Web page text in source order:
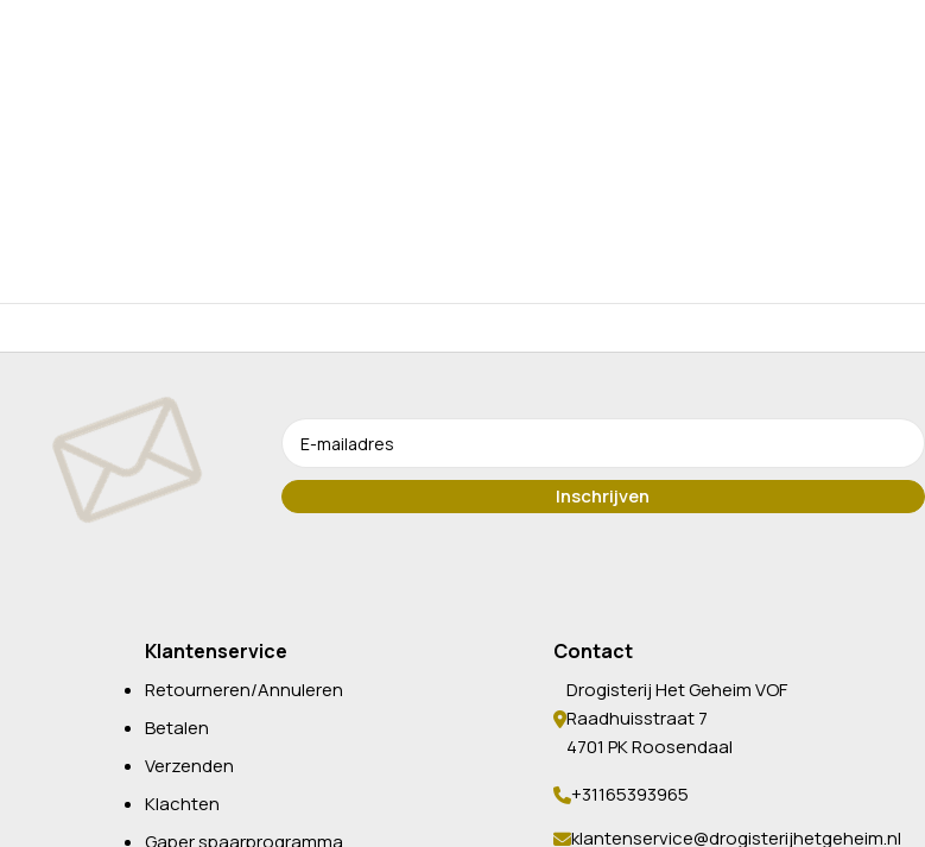
Klantenservice
Retourneren/Annuleren
Betalen
Verzenden
Klachten
Gaper spaarprogramma
Contact
Drogisterij Het Geheim VOF
Raadhuisstraat 7
4701 PK Roosendaal
+31165393965
klantenservice@drogisterijhetgeheim.nl